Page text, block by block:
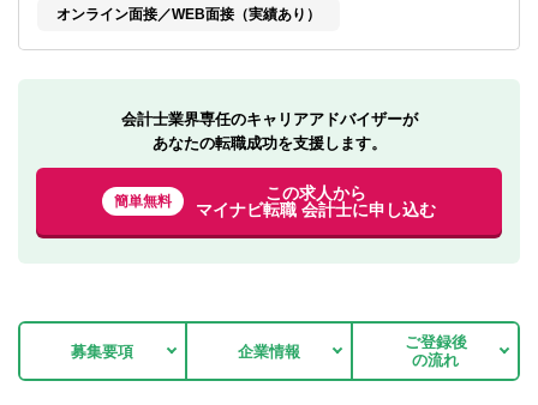
オンライン面接／WEB面接（実績あり）
会計士業界専任のキャリアアドバイザーが
あなたの転職成功を支援します。
簡単無料
この求人から
マイナビ転職 会計士に申し込む
募集要項 企業情報
ご登録後
の流れ